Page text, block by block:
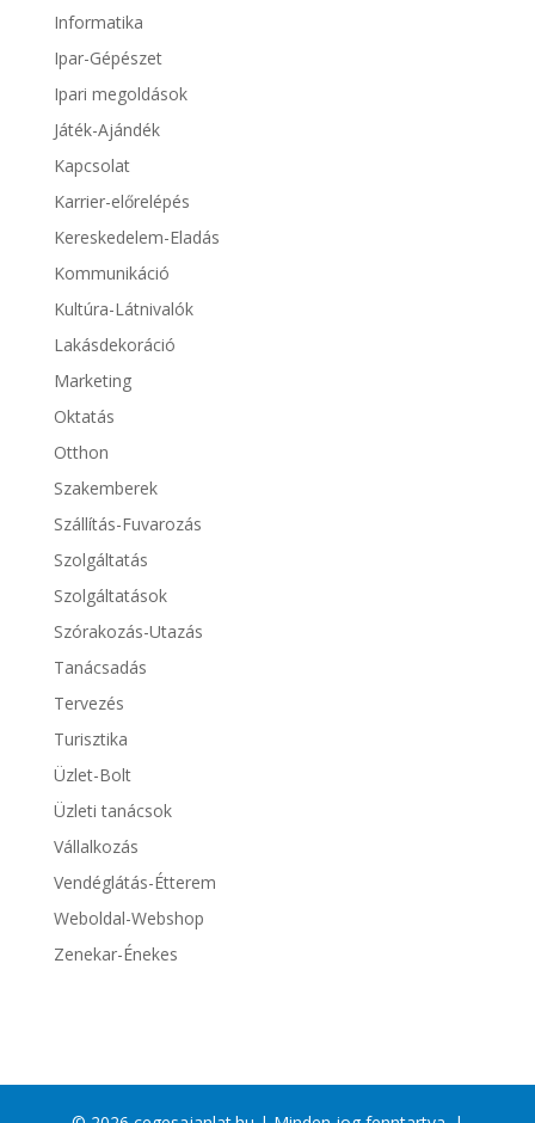
Informatika
Ipar-Gépészet
Ipari megoldások
Játék-Ajándék
Kapcsolat
Karrier-előrelépés
Kereskedelem-Eladás
Kommunikáció
Kultúra-Látnivalók
Lakásdekoráció
Marketing
Oktatás
Otthon
Szakemberek
Szállítás-Fuvarozás
Szolgáltatás
Szolgáltatások
Szórakozás-Utazás
Tanácsadás
Tervezés
Turisztika
Üzlet-Bolt
Üzleti tanácsok
Vállalkozás
Vendéglátás-Étterem
Weboldal-Webshop
Zenekar-Énekes